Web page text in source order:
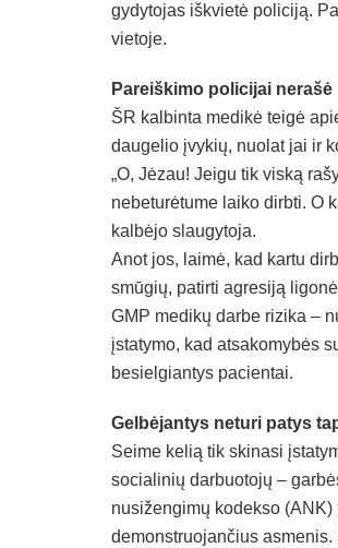
gydytojas iškvietė policiją.
vietoje.
Pareiškimo policijai nerašė
ŠR kalbinta medikė teigė
daugelio įvykių, nuolat jai ir
„O, Jėzau! Jeigu tik viską
nebeturėtume laiko dirbti. O
kalbėjo slaugytoja.
Anot jos, laimė, kad kartu
smūgių, patirti agresiją
GMP medikų darbe rizika –
įstatymo, kad atsakomybės
besielgiantys pacientai.
Gelbėjantys neturi patys
Seime kelią tik skinasi
socialinių darbuotojų –
nusižengimų kodekso
demonstruojančius